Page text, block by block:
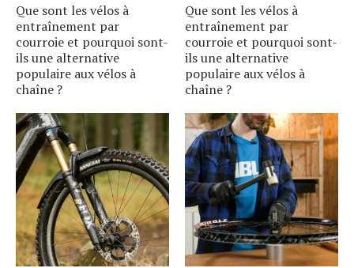
Que sont les vélos à
entraînement par
courroie et pourquoi sont-
ils une alternative
populaire aux vélos à
chaîne ?
Que sont les vélos à
entraînement par
courroie et pourquoi sont-
ils une alternative
populaire aux vélos à
chaîne ?